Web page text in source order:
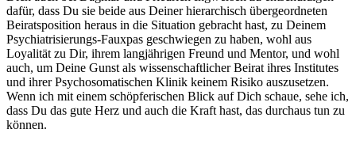
dafür, dass Du sie beide aus Deiner hierarchisch übergeordneten
Beiratsposition heraus in die Situation gebracht hast, zu Deinem
Psychiatrisierungs-Fauxpas geschwiegen zu haben, wohl aus
Loyalität zu Dir, ihrem langjährigen Freund und Mentor, und wohl
auch, um Deine Gunst als wissenschaftlicher Beirat ihres Institutes
und ihrer Psychosomatischen Klinik keinem Risiko auszusetzen.
Wenn ich mit einem schöpferischen Blick auf Dich schaue, sehe ich,
dass Du das gute Herz und auch die Kraft hast, das durchaus tun zu
können.